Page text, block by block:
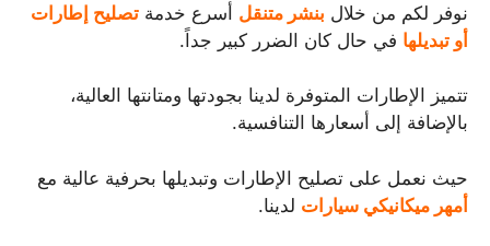
نوفر لكم من خلال بنشر متنقل أسرع خدمة تصليح إطارات
أو تبديلها في حال كان الضرر كبير جداً.
تتميز الإطارات المتوفرة لدينا بجودتها ومتانتها العالية،
بالإضافة إلى أسعارها التنافسية.
حيث نعمل على تصليح الإطارات وتبديلها بحرفية عالية مع
أمهر ميكانيكي سيارات لدينا.